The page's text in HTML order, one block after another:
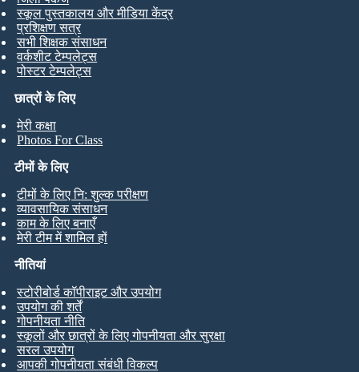
छात्रों के लिए
मेरी कक्षा
Photos For Class
स्कूल पुस्तकालय और मीडिया केंद्र
प्रशिक्षण सत्र
सभी शिक्षक संसाधन
वर्कशीट टेम्पलेट्स
पोस्टर टेम्पलेट्स
टीमों के लिए
टीमों के लिए नि: शुल्क परीक्षण
व्यावसायिक संसाधन
काम के लिए बनाएँ
मेरी टीम में शामिल हों
नीतियां
स्टोरीबोर्ड कॉपीराइट और उपयोग
उपयोग की शर्तें
गोपनीयता नीति
स्कूलों और छात्रों के लिए गोपनीयता और सुरक्षा
सरल उपयोग
आपकी गोपनीयता संबंधी विकल्प